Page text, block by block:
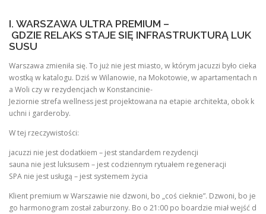
I. WARSZAWA ULTRA PREMIUM –
GDZIE RELAKS STAJE SIĘ INFRASTRUKTURĄ LUK
SUSU
Warszawa zmieniła się. To już nie jest miasto, w którym jacuzzi było cieka
wostką w katalogu. Dziś w Wilanowie, na Mokotowie, w apartamentach n
a Woli czy w rezydencjach w Konstancinie-
Jeziornie strefa wellness jest projektowana na etapie architekta, obok k
uchni i garderoby.
W tej rzeczywistości:
jacuzzi nie jest dodatkiem – jest standardem rezydencji
sauna nie jest luksusem – jest codziennym rytuałem regeneracji
SPA nie jest usługą – jest systemem życia
Klient premium w Warszawie nie dzwoni, bo „coś cieknie”. Dzwoni, bo je
go harmonogram został zaburzony. Bo o 21:00 po boardzie miał wejść d